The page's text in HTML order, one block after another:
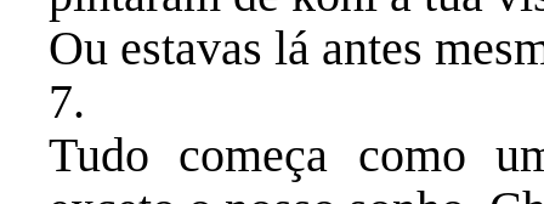
Ou estavas lá antes
​7.
Tudo começa como